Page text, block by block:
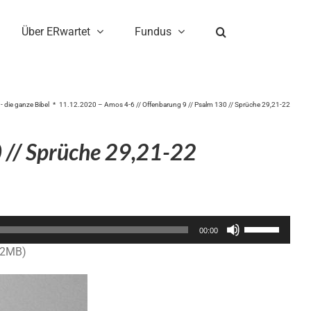
Über ERwartet Fundus
die ganze Bibel 11.12.2020 – Amos 4-6 // Offenbarung 9 // Psalm 130 // Sprüche 29,21-22
Sprüche 29,21-22
00:00